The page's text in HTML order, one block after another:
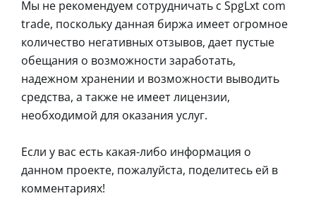
Мы не рекомендуем сотрудничать с SpgLxt com
trade, поскольку данная биржа имеет огромное
количество негативных отзывов, дает пустые
обещания о возможности заработать,
надежном хранении и возможности выводить
средства, а также не имеет лицензии,
необходимой для оказания услуг.
Если у вас есть какая-либо информация о
данном проекте, пожалуйста, поделитесь ей в
комментариях!